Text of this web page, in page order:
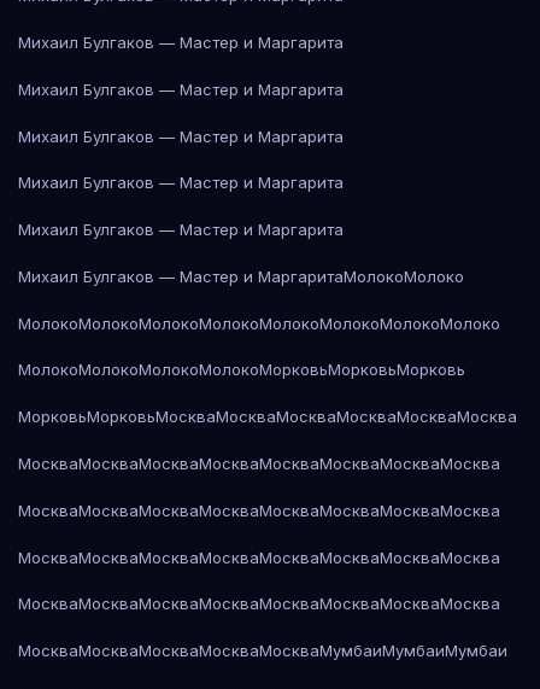
Михаил Булгаков — Мастер и Маргарита
Михаил Булгаков — Мастер и Маргарита
Михаил Булгаков — Мастер и Маргарита
Михаил Булгаков — Мастер и Маргарита
Михаил Булгаков — Мастер и Маргарита
Михаил Булгаков — Мастер и МаргаритаМолокоМолоко
МолокоМолокоМолокоМолокоМолокоМолокоМолокоМолоко
МолокоМолокоМолокоМолокоМорковьМорковьМорковь
МорковьМорковьМоскваМоскваМоскваМоскваМоскваМосква
МоскваМоскваМоскваМоскваМоскваМоскваМоскваМосква
МоскваМоскваМоскваМоскваМоскваМоскваМоскваМосква
МоскваМоскваМоскваМоскваМоскваМоскваМоскваМосква
МоскваМоскваМоскваМоскваМоскваМоскваМоскваМосква
МоскваМоскваМоскваМоскваМоскваМумбаиМумбаиМумбаи